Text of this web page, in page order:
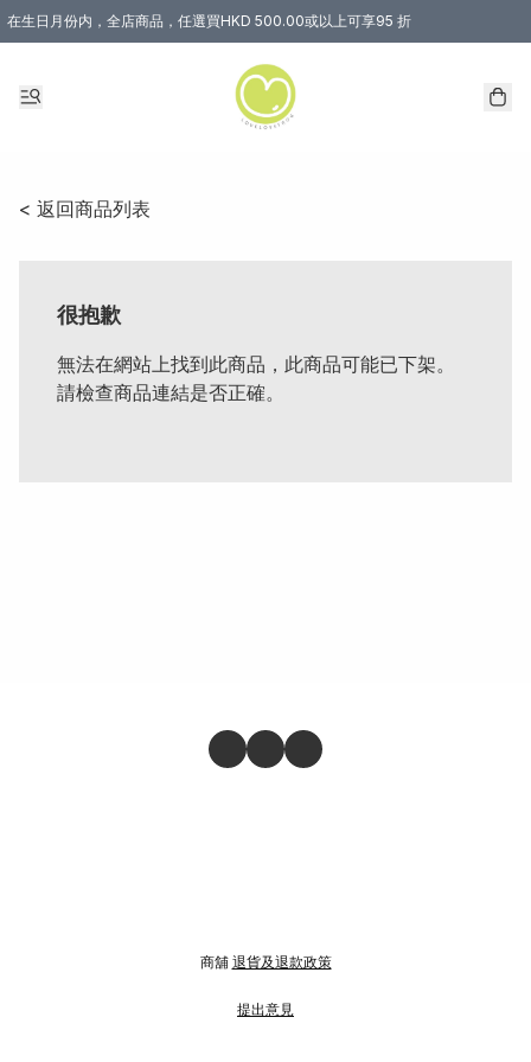
在生日月份内，全店商品，任選買HKD 500.00或以上可享95 折
< 返回商品列表
很抱歉
無法在網站上找到此商品，此商品可能已下架。
請檢查商品連結是否正確。
商舖 退貨及退款政策
提出意見